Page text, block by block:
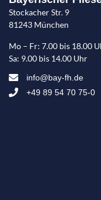
Stockacher Str. 9
81243 München
Mo – Fr: 7.00 bis 18.00
Sa: 9.00 bis 14.00 Uhr
info@bay-fh.de
+49 89 54 70 75-0